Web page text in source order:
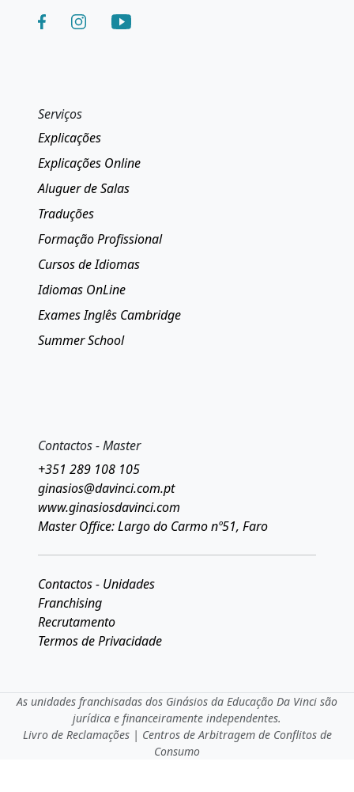
Serviços
Explicações
Explicações Online
Aluguer de Salas
Traduções
Formação Profissional
Cursos de Idiomas
Idiomas OnLine
Exames Inglês Cambridge
Summer School
Contactos - Master
+351 289 108 105
ginasios@davinci.com.pt
www.ginasiosdavinci.com
Master Office: Largo do Carmo nº51, Faro
Contactos - Unidades
Franchising
Recrutamento
Termos de Privacidade
As unidades franchisadas dos Ginásios da Educação Da Vinci são
jurídica e financeiramente independentes.
Livro de Reclamações| Centros de Arbitragem de Conflitos de
Consumo